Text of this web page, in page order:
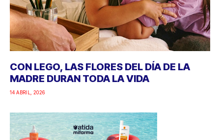
CON LEGO, LAS FLORES DEL DÍA DE LA
MADRE DURAN TODA LA VIDA
14 ABRIL, 2026